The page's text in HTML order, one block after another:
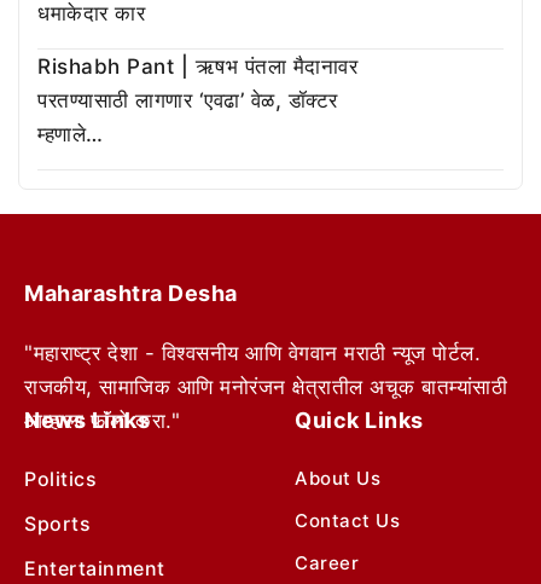
धमाकेदार कार
Rishabh Pant | ऋषभ पंतला मैदानावर
परतण्यासाठी लागणार ‘एवढा’ वेळ, डॉक्टर
म्हणाले…
Maharashtra Desha
"महाराष्ट्र देशा - विश्वसनीय आणि वेगवान मराठी न्यूज पोर्टल.
राजकीय, सामाजिक आणि मनोरंजन क्षेत्रातील अचूक बातम्यांसाठी
आम्हाला फॉलो करा."
News Links
Politics
Sports
Entertainment
Quick Links
About Us
Contact Us
Career